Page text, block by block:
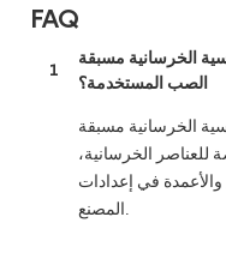
FAQ
1
الخرسانية مسبقة
الصب المستخدمة؟
الخرسانية مسبقة
الخرسانية،
في إعدادات
المصنع.